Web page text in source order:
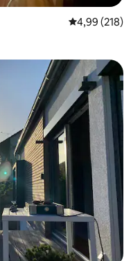
4,99 de uma
4,99 (218)